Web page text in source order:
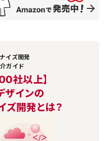
イズ開発
ガイド
社以上】
ザインの
ズ開発とは？